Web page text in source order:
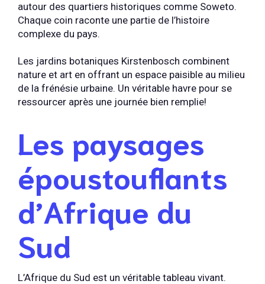
autour des quartiers historiques comme Soweto.
Chaque coin raconte une partie de l’histoire
complexe du pays.
Les jardins botaniques Kirstenbosch combinent
nature et art en offrant un espace paisible au milieu
de la frénésie urbaine. Un véritable havre pour se
ressourcer après une journée bien remplie!
Les paysages
époustouflants
d’Afrique du
Sud
L’Afrique du Sud est un véritable tableau vivant.